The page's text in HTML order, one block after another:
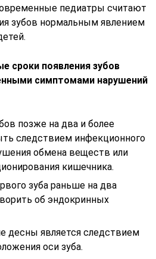
педиатры считают
зубов нормальным явлением
сроки появления зубов
симптомами нарушений
позже на два и более
следствием инфекционного
обмена веществ или
кишечника.
зуба раньше на два
об эндокринных
десны является следствием
оси зуба.